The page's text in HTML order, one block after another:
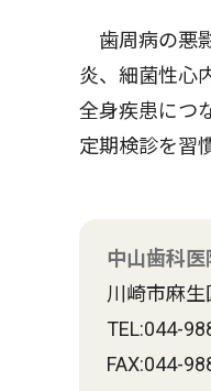
歯周病の悪
炎、細菌性心
全身疾患につ
定期検診を習
中山歯科医
川崎市麻
TEL:044-
FAX:044-